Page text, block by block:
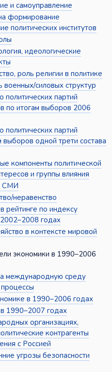
и самоуправление
формирование
политических институтов
идеологические
роль религии в политике
военных/силовых структур
политических партий
по итогам выборов 2006
политических партий
выборов одной трети состава
компоненты политической
и группы влияния
СМИ
неравенство
рейтинге по индексу
годах
в контексте мировой
экономики в 1990–2006
международную среду
в 1990–2006 годах
1990–2007 годах
организациях,
контрагенты
с Россией
угрозы безопасности